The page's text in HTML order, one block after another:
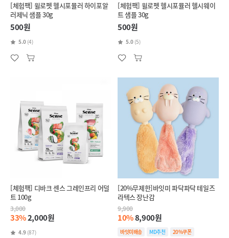
[체험팩] 윌로펫 헬시포뮬러 하이포알
러제닉 샘플 30g
500원
5.0 (4)
[체험팩] 윌로펫 헬시포뮬러 헬시웨이
트 샘플 30g
500원
5.0 (5)
[체험팩] 디바크 센스 그레인프리 어덜
트 100g
3,000
33%2,000원
4.9 (87)
[20%무제한]바잇미 파닥파닥 테일즈
라텍스 장난감
9,900
10%8,900원
바잇미배송 MD추천
20%쿠폰